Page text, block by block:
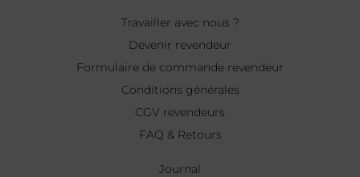
Travailler avec nous ?
Devenir revendeur
Formulaire de commande revendeur
Conditions générales
CGV revendeurs
FAQ & Retours
Journal